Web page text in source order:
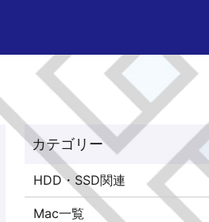
HDD・SSD関連
Mac一覧